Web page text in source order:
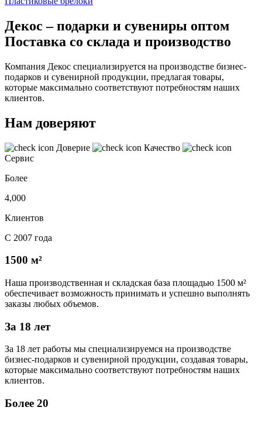
Декос – подарки и сувениры оптом
Поставка со склада и производство
Компания Декос специализируется на производстве бизнес-
подарков и сувенирной продукции, предлагая товары,
которые максимально соответствуют потребностям наших
клиентов.
Нам доверяют
Доверие
Качество
Сервис
Более
4,000
Клиентов
С 2007 года
1500 м²
Наша производственная и складская база площадью 1500 м²
обеспечивает возможность принимать и успешно выполнять
заказы любых объемов.
За 18 лет
За 18 лет работы мы специализируемся на производстве
бизнес-подарков и сувенирной продукции, создавая товары,
которые максимально соответствуют потребностям наших
клиентов.
Более 20